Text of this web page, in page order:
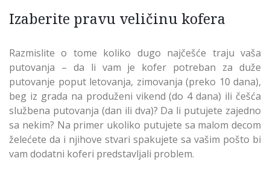
Izaberite pravu veličinu kofera
Razmislite o tome koliko dugo najčešće traju vaša
putovanja – da li vam je kofer potreban za duže
putovanje poput letovanja, zimovanja (preko 10 dana),
beg iz grada na produženi vikend (do 4 dana) ili češća
službena putovanja (dan ili dva)? Da li putujete zajedno
sa nekim? Na primer ukoliko putujete sa malom decom
želećete da i njihove stvari spakujete sa vašim pošto bi
vam dodatni koferi predstavljali problem.